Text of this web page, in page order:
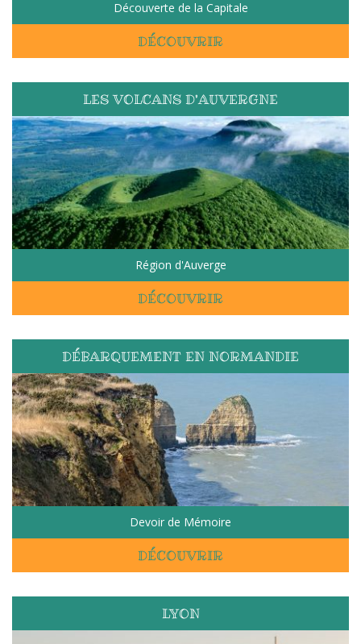
Découverte de la Capitale
DÉCOUVRIR
LES VOLCANS D'AUVERGNE
Région d'Auverge
DÉCOUVRIR
DÉBARQUEMENT EN NORMANDIE
Devoir de Mémoire
DÉCOUVRIR
LYON